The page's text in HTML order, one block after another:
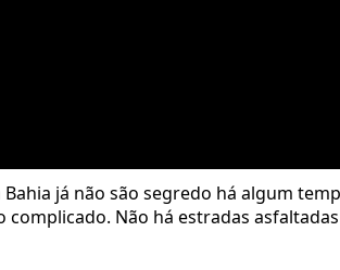
já não são segredo há algum
complicado. Não há estradas